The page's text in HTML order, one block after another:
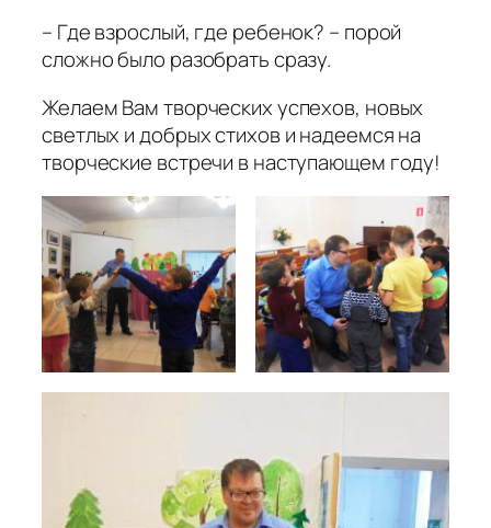
– Где взрослый, где ребенок? – порой
сложно было разобрать сразу.
Желаем Вам творческих успехов, новых
светлых и добрых стихов и надеемся на
творческие встречи в наступающем году!